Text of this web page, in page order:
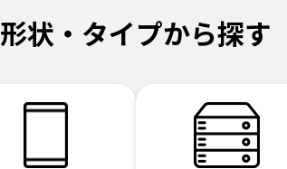
形状・タイプから探す